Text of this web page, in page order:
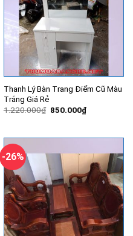
Thanh Lý Bàn Trang Điểm Cũ Màu
Trắng Giá Rẻ
1.220.000₫ Giá
850.000₫Giá
hiện
850.000₫.
-26%